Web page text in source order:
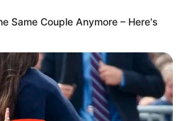
Same Couple Anymore – Here's